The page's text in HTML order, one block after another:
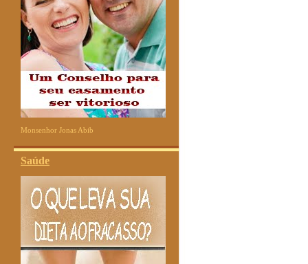
Monsenhor Jonas Abib
Saúde